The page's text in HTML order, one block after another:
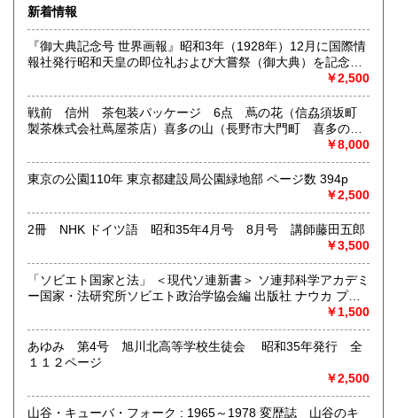
最寄駅：花小金井
営業時間：10:00〜18:00
定休日：不定休
古本・骨董品の出張買取のお申込み・ご予約は、お電話・ま
たはメールにて承っております。 お気軽にお問合わせくださ
出張費は無料です。旧家、蔵のあるお宅、昭和40年以前の古
いお宅の買取は、遠方でも大歓迎です。
取り扱い分野
社会科学、美術工芸、古典籍、近代文献、外国書
新着情報
『御大典記念号 世界画報』昭和3年（1928年）12月に国際情
報社発行昭和天皇の即位礼および大嘗祭（御大典）を記念す
るグラフ雑誌の臨時増刊号です。当時の儀式の様子や関連行
事を写した貴重な写真や解説が多数収録されています。
￥2,500
戦前 信州 茶包装パッケージ 6点 蔦の花（信劦須坂町
製茶株式会社蔦屋茶店）喜多の山（長野市大門町 喜多の園
本店）西沢園（長野県中堅町 西澤園本舗）梅の花（信州須
坂市梅の園茶店）奈良此園（信州中野町 西澤茶舗）美泉瀧
（信州長野市新町 茶間屋美濃久商店）瀧の音（信濃吉田本
￥8,000
東京の公園110年 東京都建設局公園緑地部 ページ数 394p
￥2,500
2冊 NHK ドイツ語 昭和35年4月号 8月号 講師藤田五郎
￥3,500
「ソビエト国家と法」 ＜現代ソ連新書＞ ソ連邦科学アカデミ
ー国家・法研究所ソビエト政治学協会編 出版社 ナウカ プロ
￥1,500
あゆみ 第4号 旭川北高等学校生徒会 昭和35年発行 全
１１２ページ
￥2,500
山谷・キューバ・フォーク : 1965～1978 変歴誌 山谷のキ